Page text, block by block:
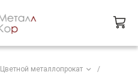
Цветной металлопрокат
/